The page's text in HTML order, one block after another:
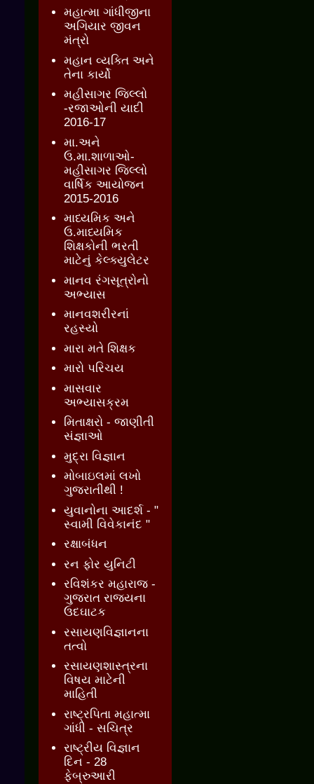
મહાત્મા ગાંધીજીના
અગિયાર જીવન
મંત્રો
મહાન વ્યક્તિ અને
તેના કાર્યો
મહીસાગર જિલ્લો
-રજાઓની યાદી
2016-17
મા.અને
ઉ.મા.શાળાઓ-
મહીસાગર જિલ્લો
વાર્ષિક આયોજન
2015-2016
માધ્યમિક અને
ઉ.માધ્યમિક
શિક્ષકોની ભરતી
માટેનું કેલ્ક્યુલેટર
માનવ રંગસૂત્રોનો
અભ્યાસ
માનવશરીરનાં
રહસ્યો
મારા મતે શિક્ષક
મારો પરિચય
માસવાર
અભ્યાસક્રમ
મિતાક્ષરો - જાણીતી
સંજ્ઞાઓ
મુદ્રા વિજ્ઞાન
મોબાઇલમાં લખો
ગુજરાતીથી !
યુવાનોના આદર્શ - "
સ્વામી વિવેકાનંદ "
રક્ષાબંધન
રન ફોર યુનિટી
રવિશંકર મહારાજ -
ગુજરાત રાજ્યના
ઉદઘાટક
રસાયણવિજ્ઞાનના
તત્વો
રસાયણશાસ્ત્રના
વિષય માટેની
માહિતી
રાષ્ટ્રપિતા મહાત્મા
ગાંધી - સચિત્ર
રાષ્ટ્રીય વિજ્ઞાન
દિન - 28
ફેબ્રુઆરી